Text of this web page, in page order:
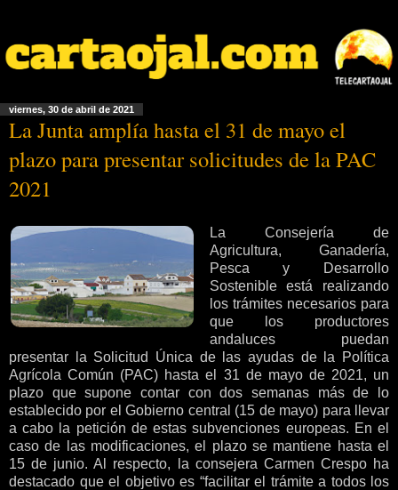
viernes, 30 de abril de 2021
La Junta amplía hasta el 31 de mayo el
plazo para presentar solicitudes de la PAC
2021
La Consejería de
Agricultura, Ganadería,
Pesca y Desarrollo
Sostenible está realizando
los trámites necesarios para
que los productores
andaluces puedan
presentar la Solicitud Única de las ayudas de la Política
Agrícola Común (PAC) hasta el 31 de mayo de 2021, un
plazo que supone contar con dos semanas más de lo
establecido por el Gobierno central (15 de mayo) para llevar
a cabo la petición de estas subvenciones europeas. En el
caso de las modificaciones, el plazo se mantiene hasta el
15 de junio. Al respecto, la consejera Carmen Crespo ha
destacado que el objetivo es “facilitar el trámite a todos los